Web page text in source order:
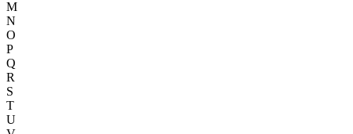
M
N
O
P
Q
R
S
T
U